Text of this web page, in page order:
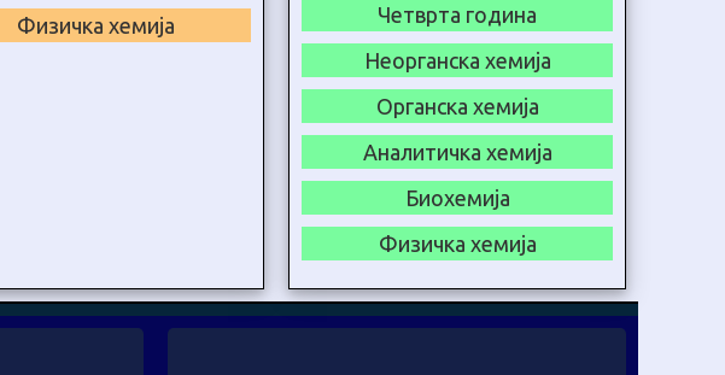
Физичка хемија
Четврта година
Неорганска хемија
Органска хемија
Аналитичка хемија
Биохемија
Физичка хемија